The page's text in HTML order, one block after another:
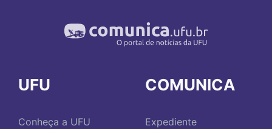
UFU
Conheça a UFU
COMUNICA
Expediente